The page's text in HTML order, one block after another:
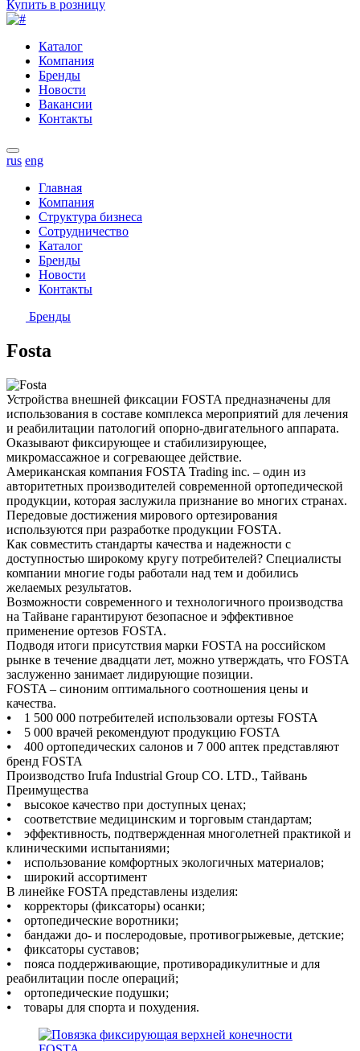
Купить в розницу
Каталог
Компания
Бренды
Новости
Вакансии
Контакты
rus eng
Главная
Компания
Структура бизнеса
Сотрудничество
Каталог
Бренды
Новости
Контакты
Бренды
Fosta
Устройства внешней фиксации FOSTA предназначены для
использования в составе комплекса мероприятий для лечения
и реабилитации патологий опорно-двигательного аппарата.
Оказывают фиксирующее и стабилизирующее,
микромассажное и согревающее действие.
Американская компания FOSTA Trading inc. – один из
авторитетных производителей современной ортопедической
продукции, которая заслужила признание во многих странах.
Передовые достижения мирового ортезирования
используются при разработке продукции FOSTA.
Как совместить стандарты качества и надежности с
доступностью широкому кругу потребителей? Специалисты
компании многие годы работали над тем и добились
желаемых результатов.
Возможности современного и технологичного производства
на Тайване гарантируют безопасное и эффективное
применение ортезов FOSTA.
Подводя итоги присутствия марки FOSTA на российском
рынке в течение двадцати лет, можно утверждать, что FOSTA
заслуженно занимает лидирующие позиции.
FOSTA – синоним оптимального соотношения цены и
качества.
⦁ 1 500 000 потребителей использовали ортезы FOSTA
⦁ 5 000 врачей рекомендуют продукцию FOSTA
⦁ 400 ортопедических салонов и 7 000 аптек представляют
бренд FOSTA
Производство Irufa Industrial Group CO. LTD., Тайвань
Преимущества
⦁ высокое качество при доступных ценах;
⦁ соответствие медицинским и торговым стандартам;
⦁ эффективность, подтвержденная многолетней практикой и
клиническими испытаниями;
⦁ использование комфортных экологичных материалов;
⦁ широкий ассортимент
В линейке FOSTA представлены изделия:
⦁ корректоры (фиксаторы) осанки;
⦁ ортопедические воротники;
⦁ бандажи до- и послеродовые, противогрыжевые, детские;
⦁ фиксаторы суставов;
⦁ пояса поддерживающие, противорадикулитные и для
реабилитации после операций;
⦁ ортопедические подушки;
⦁ товары для спорта и похудения.